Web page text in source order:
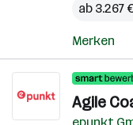
ab 3.267
Merken
Agile